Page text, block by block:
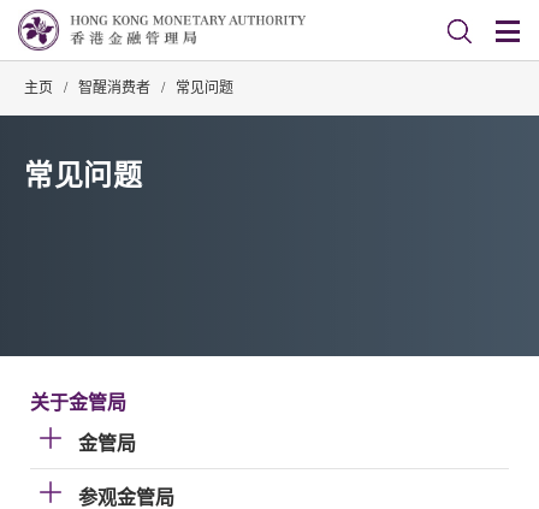
主页 / 智醒消费者 / 常见问题
常见问题
关于金管局
金管局
参观金管局